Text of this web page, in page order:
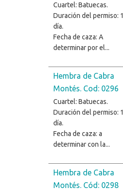
Cuartel: Batuecas.
Duración del permiso: 1
día.
Fecha de caza: A
determinar por el...
Hembra de Cabra
Montés. Cod: 0296
Cuartel: Batuecas.
Duración del permiso: 1
día.
Fecha de caza: a
determinar con la...
Hembra de Cabra
Montés. Cód: 0298